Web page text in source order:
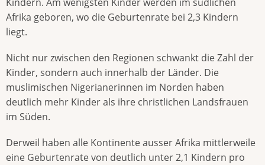
Afrika geboren, wo die Geburtenrate bei 2,3 Kindern
liegt.
Nicht nur zwischen den Regionen schwankt die Zahl der
Kinder, sondern auch innerhalb der Länder. Die
muslimischen Nigerianerinnen im Norden haben
deutlich mehr Kinder als ihre christlichen Landsfrauen
im Süden.
Derweil haben alle Kontinente ausser Afrika mittlerweile
eine Geburtenrate von deutlich unter 2,1 Kindern pro